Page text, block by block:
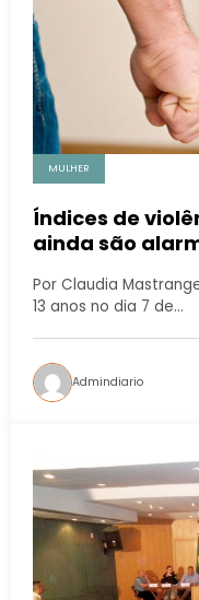
MULHER
Índices de
ainda são
Por Claudia
13 anos no dia 7 de…
Admindiario